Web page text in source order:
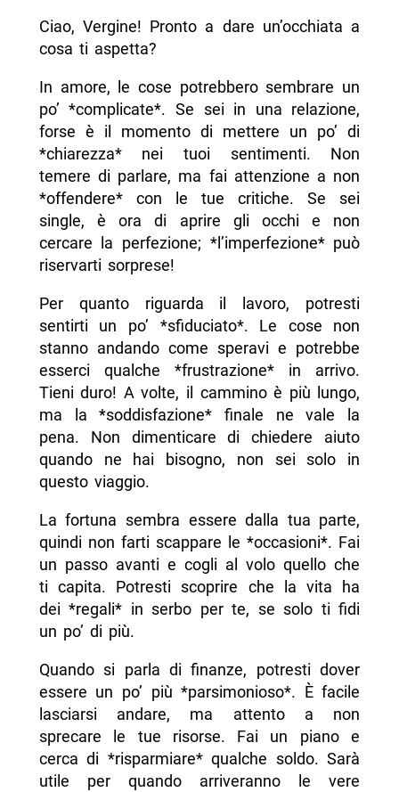
Ciao, Vergine! Pronto a dare un’occhiata a
cosa ti aspetta?
In amore, le cose potrebbero sembrare un
po’ *complicate*. Se sei in una relazione,
forse è il momento di mettere un po’ di
*chiarezza* nei tuoi sentimenti. Non
temere di parlare, ma fai attenzione a non
*offendere* con le tue critiche. Se sei
single, è ora di aprire gli occhi e non
cercare la perfezione; *l’imperfezione* può
riservarti sorprese!
Per quanto riguarda il lavoro, potresti
sentirti un po’ *sfiduciato*. Le cose non
stanno andando come speravi e potrebbe
esserci qualche *frustrazione* in arrivo.
Tieni duro! A volte, il cammino è più lungo,
ma la *soddisfazione* finale ne vale la
pena. Non dimenticare di chiedere aiuto
quando ne hai bisogno, non sei solo in
questo viaggio.
La fortuna sembra essere dalla tua parte,
quindi non farti scappare le *occasioni*. Fai
un passo avanti e cogli al volo quello che
ti capita. Potresti scoprire che la vita ha
dei *regali* in serbo per te, se solo ti fidi
un po’ di più.
Quando si parla di finanze, potresti dover
essere un po’ più *parsimonioso*. È facile
lasciarsi andare, ma attento a non
sprecare le tue risorse. Fai un piano e
cerca di *risparmiare* qualche soldo. Sarà
utile per quando arriveranno le vere